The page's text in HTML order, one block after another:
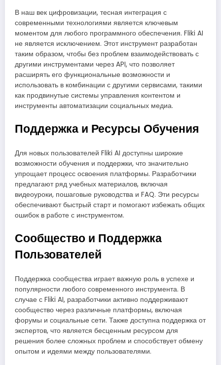
В наш век цифровизации, тесная интеграция с
современными технологиями является ключевым
моментом для любого программного обеспечения. Fliki AI
не является исключением. Этот инструмент разработан
таким образом, чтобы без проблем взаимодействовать с
другими инструментами через API, что позволяет
расширять его функциональные возможности и
использовать в комбинации с другими сервисами, такими
как продвинутые системы управления контентом и
инструменты автоматизации социальных медиа.
Поддержка и Ресурсы Обучения
Для новых пользователей Fliki AI доступны широкие
возможности обучения и поддержки, что значительно
упрощает процесс освоения платформы. Разработчики
предлагают ряд учебных материалов, включая
видеоуроки, пошаговые руководства и FAQ. Эти ресурсы
обеспечивают быстрый старт и помогают избежать общих
ошибок в работе с инструментом.
Сообщество и Поддержка
Пользователей
Поддержка сообщества играет важную роль в успехе и
популярности любого современного инструмента. В
случае с Fliki AI, разработчики активно поддерживают
сообщество через различные платформы, включая
форумы и социальные сети. Также доступна поддержка от
экспертов, что является бесценным ресурсом для
решения более сложных проблем и способствует обмену
опытом и идеями между пользователями.